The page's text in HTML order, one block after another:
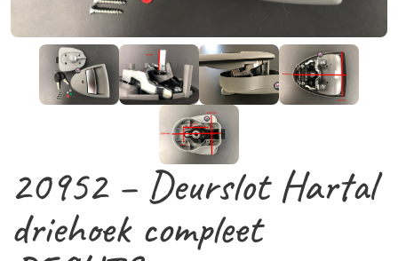
20952 – Deurslot Hartal
driehoek compleet